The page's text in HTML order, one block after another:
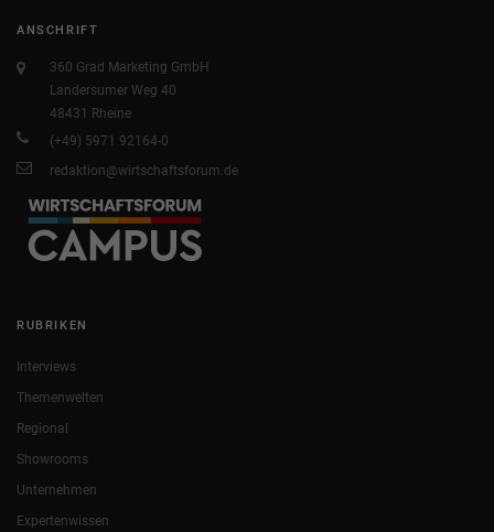
ANSCHRIFT
360 Grad Marketing GmbH
Landersumer Weg 40
48431 Rheine
(+49) 5971 92164-0
redaktion@wirtschaftsforum.de
RUBRIKEN
Interviews
Themenwelten
Regional
Showrooms
Unternehmen
Expertenwissen